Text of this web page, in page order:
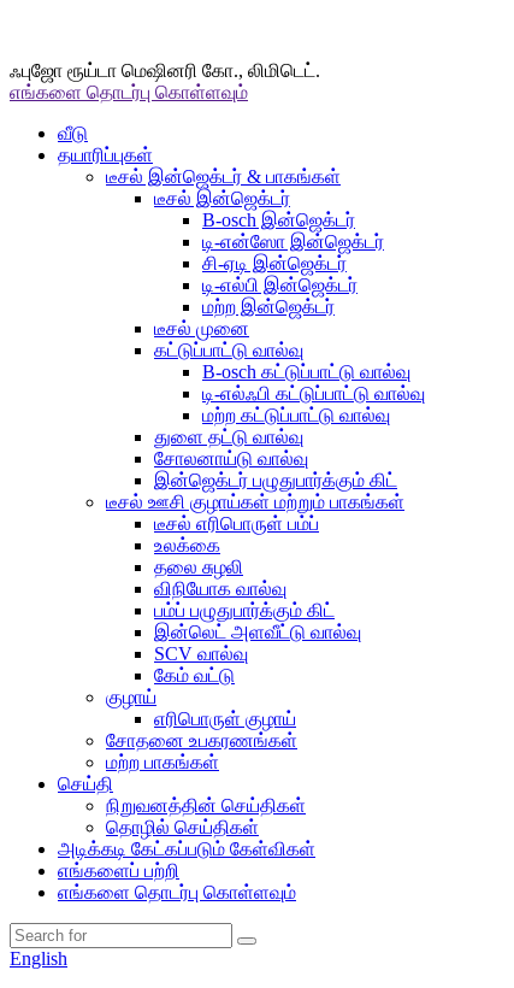
ஃபுஜோ ரூய்டா மெஷினரி கோ., லிமிடெட்.
எங்களை தொடர்பு கொள்ளவும்
வீடு
தயாரிப்புகள்
டீசல் இன்ஜெக்டர் & பாகங்கள்
டீசல் இன்ஜெக்டர்
B-osch இன்ஜெக்டர்
டி-என்ஸோ இன்ஜெக்டர்
சி-ஏடி இன்ஜெக்டர்
டி-எல்பி இன்ஜெக்டர்
மற்ற இன்ஜெக்டர்
டீசல் முனை
கட்டுப்பாட்டு வால்வு
B-osch கட்டுப்பாட்டு வால்வு
டி-எல்ஃபி கட்டுப்பாட்டு வால்வு
மற்ற கட்டுப்பாட்டு வால்வு
துளை தட்டு வால்வு
சோலனாய்டு வால்வு
இன்ஜெக்டர் பழுதுபார்க்கும் கிட்
டீசல் ஊசி குழாய்கள் மற்றும் பாகங்கள்
டீசல் எரிபொருள் பம்ப்
உலக்கை
தலை சுழலி
விநியோக வால்வு
பம்ப் பழுதுபார்க்கும் கிட்
இன்லெட் அளவீட்டு வால்வு
SCV வால்வு
கேம் வட்டு
குழாய்
எரிபொருள் குழாய்
சோதனை உபகரணங்கள்
மற்ற பாகங்கள்
செய்தி
நிறுவனத்தின் செய்திகள்
தொழில் செய்திகள்
அடிக்கடி கேட்கப்படும் கேள்விகள்
எங்களைப் பற்றி
எங்களை தொடர்பு கொள்ளவும்
English